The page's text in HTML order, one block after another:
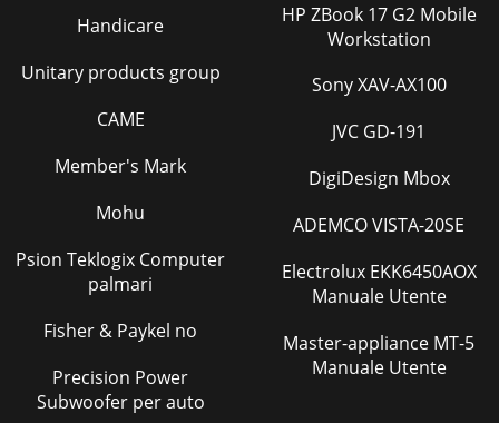
Handicare
Unitary products group
CAME
Member's Mark
Mohu
Psion Teklogix Computer
palmari
Fisher & Paykel no
Precision Power
Subwoofer per auto
HP ZBook 17 G2 Mobile
Workstation
Sony XAV-AX100
JVC GD-191
DigiDesign Mbox
ADEMCO VISTA-20SE
Electrolux EKK6450AOX
Manuale Utente
Master-appliance MT-5
Manuale Utente